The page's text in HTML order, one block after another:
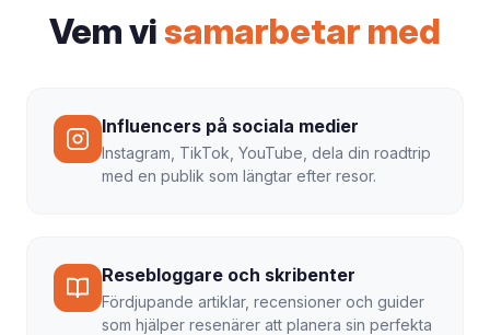
Vem visamarbetar med
Influencers på sociala medier
Instagram, TikTok, YouTube, dela din roadtrip
med en publik som längtar efter resor.
Resebloggare och skribenter
Fördjupande artiklar, recensioner och guider
som hjälper resenärer att planera sin perfekta